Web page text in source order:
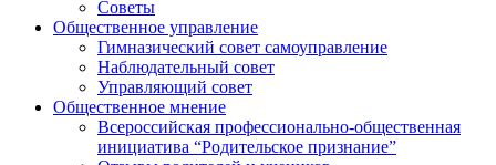
Советы
Общественное управление
Гимназический совет самоуправление
Наблюдательный совет
Управляющий совет
Общественное мнение
Всероссийская профессионально-общественная
инициатива “Родительское признание”